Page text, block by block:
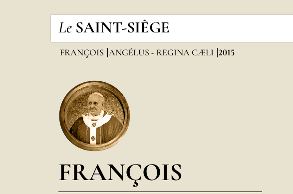
Le SAINT-SIÈGE
FRANÇOIS ANGÉLUS - REGINA CÆLI 2015
FRANÇOIS